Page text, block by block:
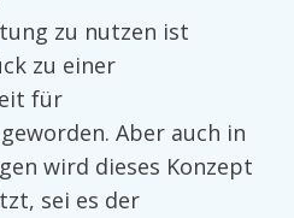
zu nutzen ist
zu einer
für
Aber auch in
wird dieses Konzept
sei es der